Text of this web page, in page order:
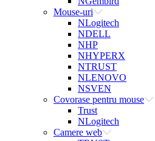
Mouse-uri
NLogitech
NDELL
NHP
NHYPERX
NTRUST
NLENOVO
NSVEN
Covorase pentru mouse
Trust
NLogitech
Camere web